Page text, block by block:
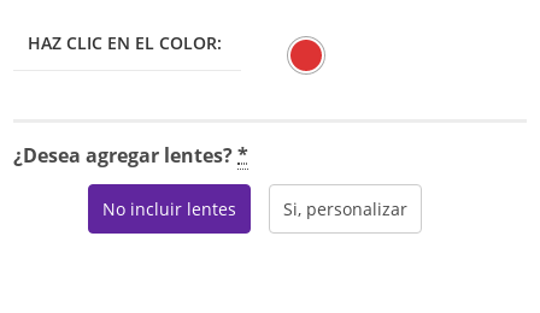
HAZ CLIC EN EL COLOR:
¿Desea agregar lentes?*
No incluir lentes Si, personalizar